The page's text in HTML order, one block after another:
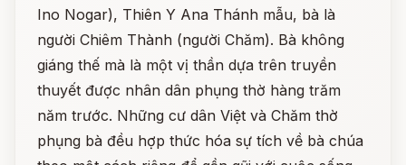
Ino Nogar), Thiên Y Ana Thánh mẫu, bà là
người Chiêm Thành (người Chăm). Bà không
giáng thế mà là một vị thần dựa trên truyền
thuyết được nhân dân phụng thờ hàng trăm
năm trước. Những cư dân Việt và Chăm thờ
phụng bà đều hợp thức hóa sự tích về bà chúa